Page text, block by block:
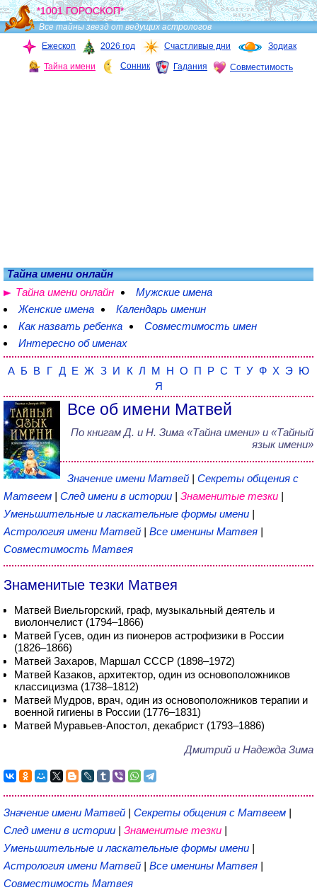
*1001 ГОРОСКОП*
Все тайны звезд от ведущих астрологов
Ежескоп
2026 год Счастливые дни Зодиак
Тайна имени Сонник Гадания Совместимость
Тайна имени онлайн
Тайна имени онлайн
Мужские имена
Женские имена
Календарь именин
Как назвать ребенка
Совместимость имен
Интересно об именах
А Б В Г Д Е Ж З И К Л М Н О П Р С Т У Ф Х Э Ю
Я
Все об имени Матвей
По книгам Д. и Н. Зима «Тайна имени» и «Тайный
язык имени»
Значение имени Матвей | Секреты общения с
Матвеем | След имени в истории | Знаменитые тезки |
Уменьшительные и ласкательные формы имени |
Астрология имени Матвей | Все именины Матвея |
Совместимость Матвея
Знаменитые тезки Матвея
Матвей Виельгорский, граф, музыкальный деятель и
виолончелист (1794–1866)
Матвей Гусев, один из пионеров астрофизики в России
(1826–1866)
Матвей Захаров, Маршал СССР (1898–1972)
Матвей Казаков, архитектор, один из основоположников
классицизма (1738–1812)
Матвей Мудров, врач, один из основоположников терапии и
военной гигиены в России (1776–1831)
Матвей Муравьев-Апостол, декабрист (1793–1886)
Дмитрий и Надежда Зима
Значение имени Матвей | Секреты общения с Матвеем |
След имени в истории | Знаменитые тезки |
Уменьшительные и ласкательные формы имени |
Астрология имени Матвей | Все именины Матвея |
Совместимость Матвея